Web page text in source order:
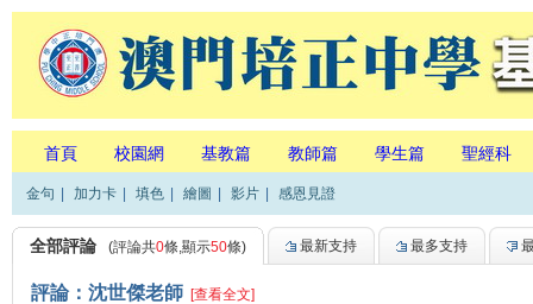
首頁 校園網 基教篇 教師篇 學生篇 聖經科
金句 加力卡 填色 繪圖 影片 感恩見證
全部評論 (評論共0條,顯示50條) 最新支持 最多支持
評論：沈世傑老師 [查看全文]